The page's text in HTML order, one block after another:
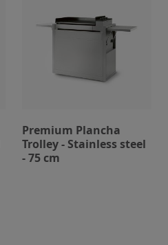
Premium Plancha
Trolley - Stainless steel
- 75 cm